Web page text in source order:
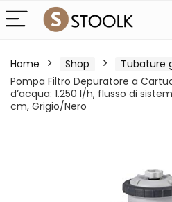
Home Shop Tubature
Pompa Filtro Depuratore a
d’acqua: 1.250 l/h, flusso di
cm, Grigio/Nero